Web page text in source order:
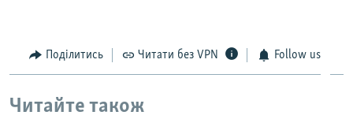
Поділитись Читати без VPN Follow us
Читайте також